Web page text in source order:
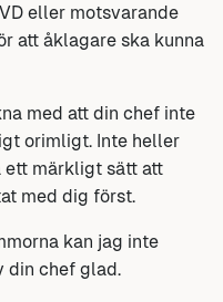
eller motsvarande
att åklagare ska kunna
med att din chef inte
orimligt. Inte heller
ett märkligt sätt att
med dig först.
kan jag inte
din chef glad.